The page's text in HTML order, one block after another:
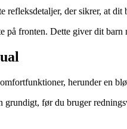
refleksdetaljer, der sikrer, at
på fronten. Dette giver dit
herunder en
grundigt, før du bruger